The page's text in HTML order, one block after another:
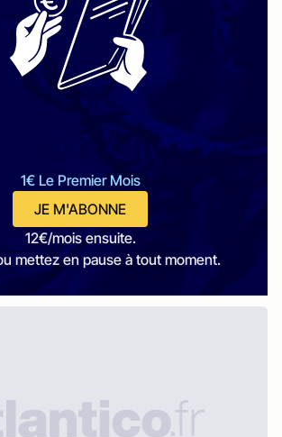
1€ Le Premier Mois
JE M'ABONNE
12€/mois ensuite.
mettez en pause à tout moment.